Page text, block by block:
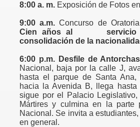
8:00 a. m. Exposición de Fotos
9:00 a.m. Concurso de
Cien años al servicio
consolidación de la
6:00 p.m. Desfile de
Nacional, baja por la calle J,
hasta el parque de Santa
hacia
la Avenida B, llega
sigue por el Palacio Legislativo,
Mártiresy culmina en la parte
Nacional. Se invita a
en general.